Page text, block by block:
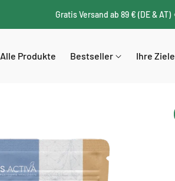
Gratis Versand ab 89 € (DE & AT)
Alle Produkte Bestseller Ihre Ziele